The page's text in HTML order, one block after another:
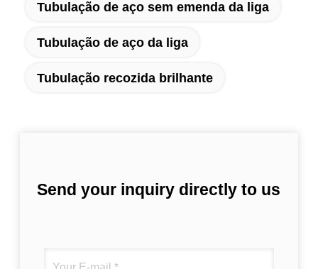
Tubulação de aço sem emenda da liga
Tubulação de aço da liga
Tubulação recozida brilhante
Send your inquiry directly to us